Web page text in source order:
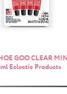
GOO CLEAR
Eclectic Products